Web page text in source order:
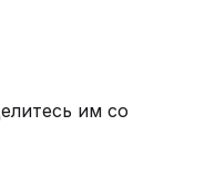
им со